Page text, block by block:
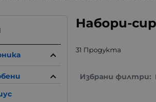
Набори-
31 Продукта
Избрани филтри: